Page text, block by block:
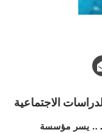
الاجتماعية
.. يسر مؤسسة